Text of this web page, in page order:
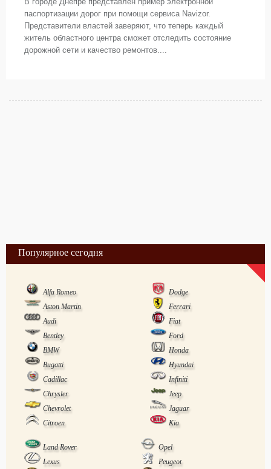
паспортизации дорог при помощи сервиса Navizor.
Представители властей заверяют, что теперь каждый
житель областного центра сможет отследить состояние
дорожной сети и качество ремонтов....
Популярное сегодня
Alfa Romeo
Dodge
Aston Martin
Ferrari
Audi
Fiat
Bentley
Ford
BMW
Honda
Bugatti
Hyundai
Cadillac
Infiniti
Chrysler
Jeep
Chevrolet
Jaguar
Citroen
Kia
Land Rover
Opel
Lexus
Peugeot